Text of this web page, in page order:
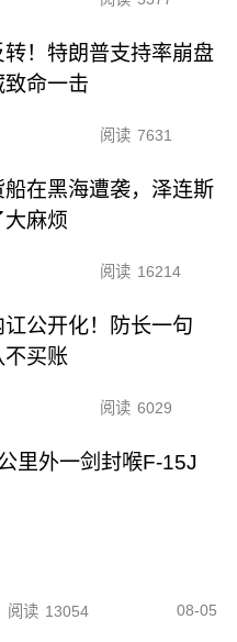
转！特朗普支持率崩盘
命一击
阅读 7631
船在黑海遭袭，泽连斯
麻烦
阅读 16214
讧公开化！防长一句
买账
阅读 6029
里外一剑封喉F-15J
阅读 13054 08-05